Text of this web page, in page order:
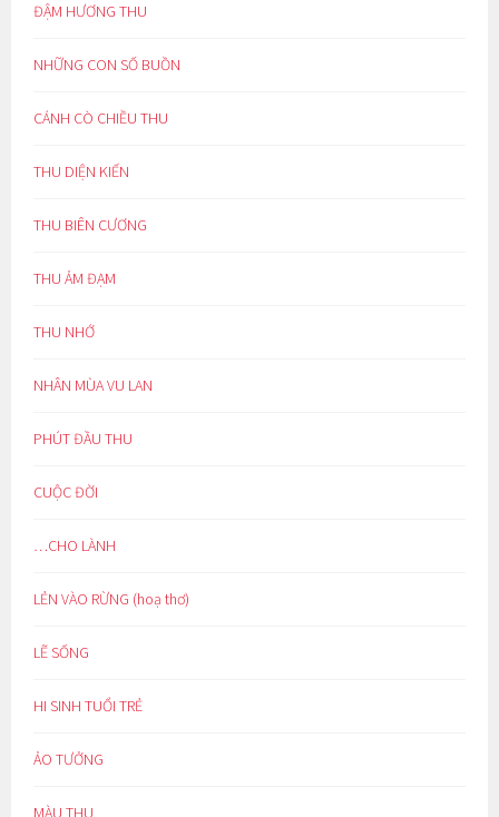
ĐẬM HƯƠNG THU
NHỮNG CON SỐ BUỒN
CÁNH CÒ CHIỀU THU
THU DIỆN KIẾN
THU BIÊN CƯƠNG
THU ẢM ĐẠM
THU NHỚ
NHÂN MÙA VU LAN
PHÚT ĐẦU THU
CUỘC ĐỜI
…CHO LÀNH
LẺN VÀO RỪNG (hoạ thơ)
LẼ SỐNG
HI SINH TUỔI TRẺ
ẢO TƯỞNG
MÀU THU